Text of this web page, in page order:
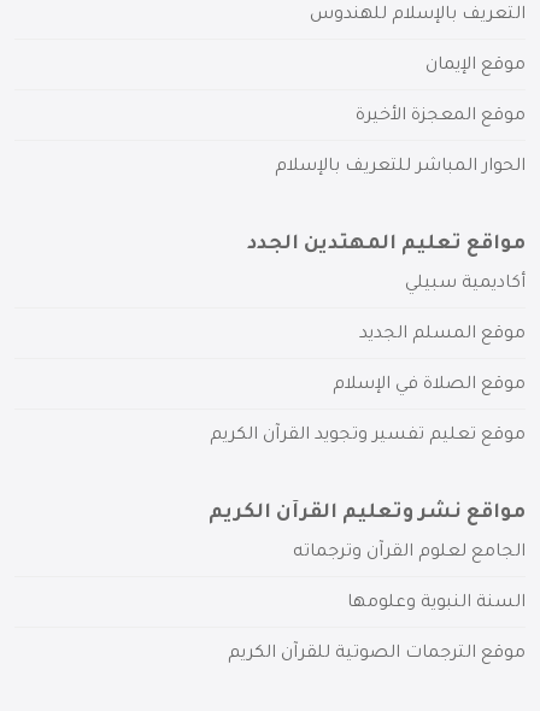
التعريف بالإسلام للهندوس
موقع الإيمان
موقع المعجزة الأخيرة
الحوار المباشر للتعريف بالإسلام
مواقع تعليم المهتدين الجدد
أكاديمية سبيلي
موقع المسلم الجديد
موقع الصلاة في الإسلام
موقع تعليم تفسير وتجويد القرآن الكريم
مواقع نشر وتعليم القرآن الكريم
الجامع لعلوم القرآن وترجماته
السنة النبوية وعلومها
موقع الترجمات الصوتية للقرآن الكريم